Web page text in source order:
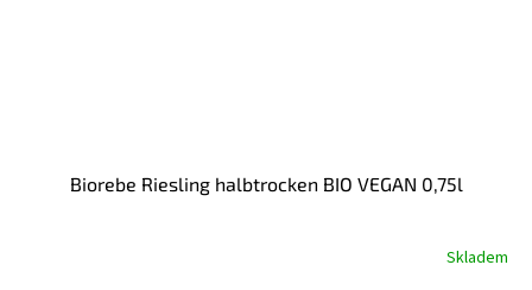
Biorebe Riesling halbtrocken BIO VEGAN 0,75l
Skladem